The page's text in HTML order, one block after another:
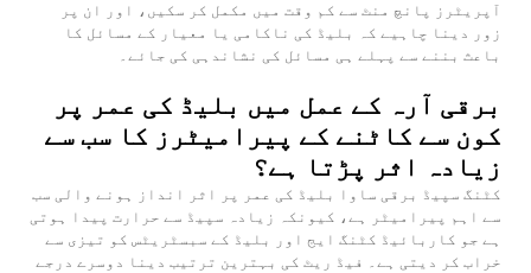
آپریٹرز پانچ منٹ سے کم وقت میں مکمل کر سکیں، اور ان پر
زور دینا چاہیے کہ بلیڈ کی ناکامی یا معیار کے مسائل کا
باعث بننے سے پہلے ہی مسائل کی نشاندہی کی جائے۔
برقی آرہ کے عمل میں بلیڈ کی عمر پر
کون سے کاٹنے کے پیرامیٹرز کا سب سے
زیادہ اثر پڑتا ہے؟
کٹنگ سپیڈ برقی ساوا بلیڈ کی عمر پر اثر انداز ہونے والی سب
سے اہم پیرامیٹر ہے، کیونکہ زیادہ سپیڈ سے حرارت پیدا ہوتی
ہے جو کاربائیڈ کٹنگ ایج اور بلیڈ کے سبسٹریٹس کو تیزی سے
خراب کر دیتی ہے۔ فیڈ ریٹ کی بہترین ترتیب دینا دوسرے درجے